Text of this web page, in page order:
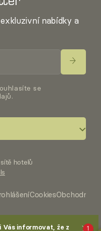
nabídky a
se
CookiesObchodní
hotelů
Vás informovat, že z 1